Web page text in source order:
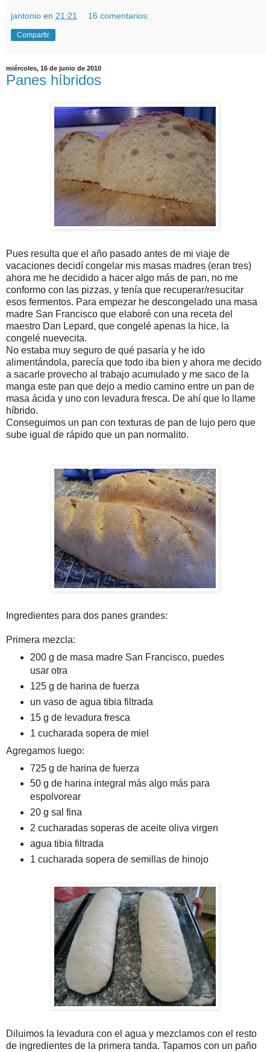
jantonio en 21:21 16 comentarios:
Compartir
miércoles, 16 de junio de 2010
Panes híbridos
Pues resulta que el año pasado antes de mi viaje de
vacaciones decidí congelar mis masas madres (eran tres)
ahora me he decidido a hacer algo más de pan, no me
conformo con las pizzas, y tenía que recuperar/resucitar
esos fermentos. Para empezar he descongelado una masa
madre San Francisco que elaboré con una receta del
maestro Dan Lepard, que congelé apenas la hice, la
congelé nuevecita.
No estaba muy seguro de qué pasaría y he ido
alimentándola, parecía que todo iba bien y ahora me decido
a sacarle provecho al trabajo acumulado y me saco de la
manga este pan que dejo a medio camino entre un pan de
masa ácida y uno con levadura fresca. De ahí que lo llame
híbrido.
Conseguimos un pan con texturas de pan de lujo pero que
sube igual de rápido que un pan normalito.
Ingredientes para dos panes grandes:
Primera mezcla:
200 g de masa madre San Francisco, puedes
usar otra
125 g de harina de fuerza
un vaso de agua tibia filtrada
15 g de levadura fresca
1 cucharada sopera de miel
Agregamos luego:
725 g de harina de fuerza
50 g de harina integral más algo más para
espolvorear
20 g sal fina
2 cucharadas soperas de aceite oliva virgen
agua tibia filtrada
1 cucharada sopera de semillas de hinojo
Diluimos la levadura con el agua y mezclamos con el resto
de ingredientes de la primera tanda. Tapamos con un paño